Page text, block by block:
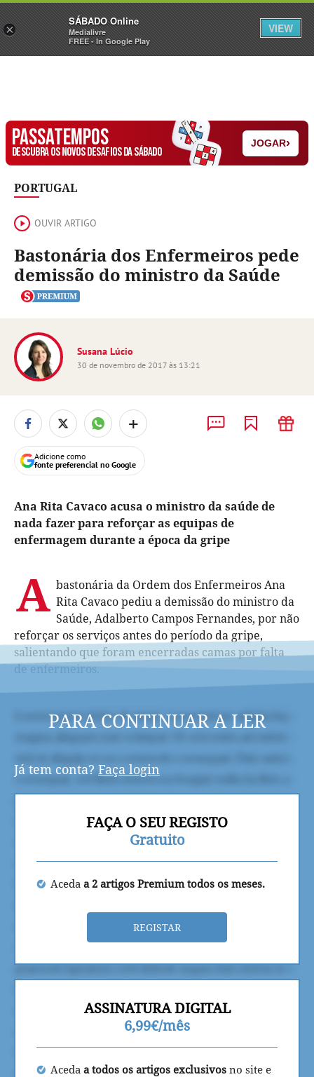
Sábado Assine Iniciar Sessão
PASSATEMPOS
DESCUBRA OS NOVOS DESAFIOS DA SÁBADO
JOGAR›
PORTUGAL
OUVIR ARTIGO
Bastonária dos Enfermeiros pede
demissão do ministro da Saúde
Susana Lúcio
30 de novembro de 2017 às 13:21
+
Adicione como
fonte preferencial no Google
Ana Rita Cavaco acusa o ministro da saúde de
nada fazer para reforçar as equipas de
enfermagem durante a época da gripe
A bastonária da Ordem dos Enfermeiros Ana
Rita Cavaco pediu a demissão do ministro da
Saúde, Adalberto Campos Fernandes, por não
reforçar os serviços antes do período da gripe,
salientando que foram encerradas camas por falta
de enfermeiros.
PARA CONTINUAR A LER
Já tem conta? Faça login
FAÇA O SEU REGISTO
Gratuito
Aceda a 2 artigos Premium todos os meses.
REGISTAR
ASSINATURA DIGITAL
6,99€/mês
Aceda a todos os artigos exclusivos no site e
×
SÁBADO Online
Medialivre
FREE - In Google Play
VIEW